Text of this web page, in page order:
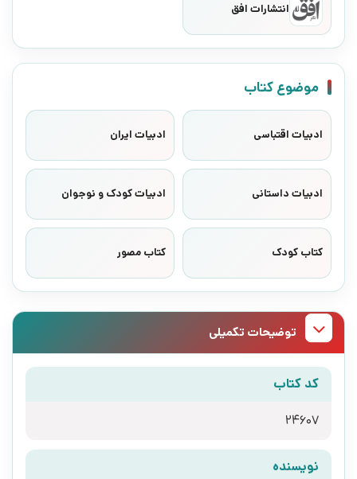
انتشارات افق
موضوع کتاب
ادبیات اقتباسی ادبیات ایران
ادبیات داستانی ادبیات کودک و نوجوان
کتاب کودک کتاب مصور
توضیحات تکمیلی
کد کتاب
24607
نویسنده